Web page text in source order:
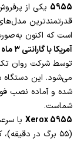
5955 یکی از
است که اکنون
آمریکا با گارانتی ۳ ماه یا ۱۰٬۰۰۰ برگ
توسط شرکت روان
می‌شود. این
شده و آماده نصب
شماست.
Xerox 5955 با
(۵۵ برگ در